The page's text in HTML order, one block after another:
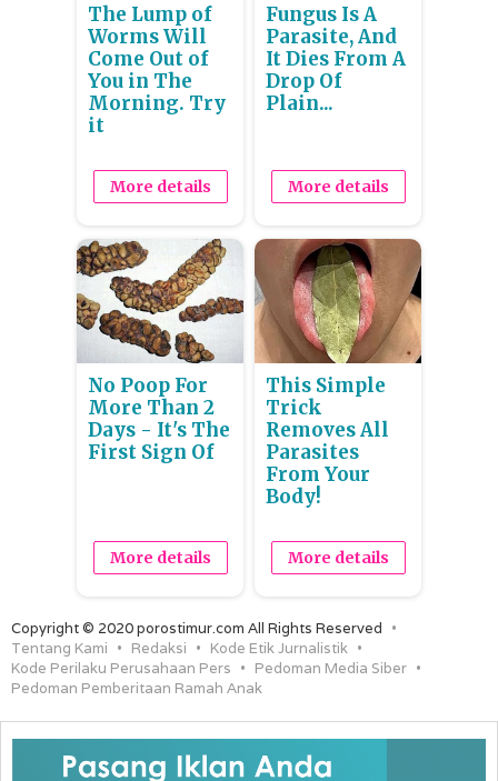
The Lump of
Worms Will
Come Out of
You in The
Morning. Try
it
More details
Fungus Is A
Parasite, And
It Dies From A
Drop Of
Plain...
More details
No Poop For
More Than 2
Days - It's The
First Sign Of
More details
This Simple
Trick
Removes All
Parasites
From Your
Body!
More details
Copyright © 2020 porostimur.com All Rights Reserved
Tentang Kami
Redaksi
Kode Etik Jurnalistik
Kode Perilaku Perusahaan Pers
Pedoman Media Siber
Pedoman Pemberitaan Ramah Anak